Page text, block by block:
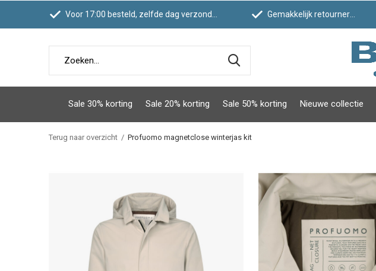
Sale 30% korting Sale 20% korting Sale 50% korting Nieuwe collectie
Voor 17:00 besteld, zelfde dag verzonden Gemakkelijk retourneren
Terug naar overzicht Profuomo magnetclose winterjas kit